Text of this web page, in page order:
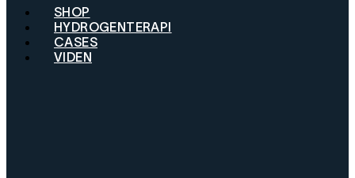
SHOP
HYDROGENTERAPI
CASES
VIDEN